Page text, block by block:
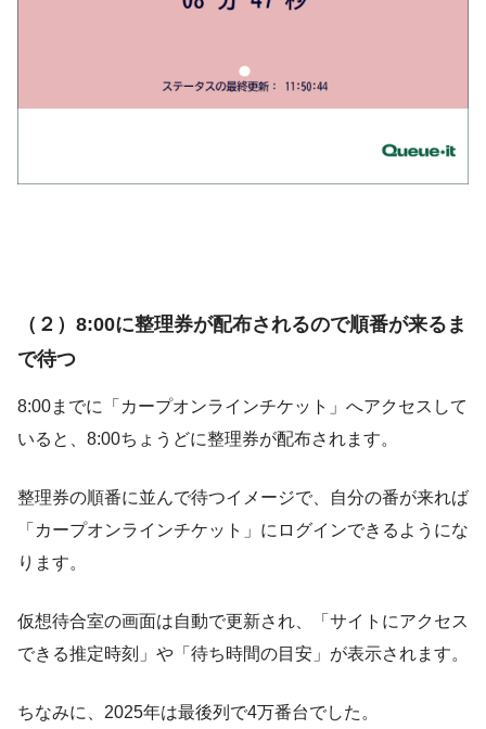
（２）8:00に整理券が配布されるので順番が来るま
で待つ
8:00までに「カープオンラインチケット」へアクセスして
いると、8:00ちょうどに整理券が配布されます。
整理券の順番に並んで待つイメージで、自分の番が来れば
「カープオンラインチケット」にログインできるようにな
ります。
仮想待合室の画面は自動で更新され、「サイトにアクセス
できる推定時刻」や「待ち時間の目安」が表示されます。
ちなみに、2025年は最後列で4万番台でした。